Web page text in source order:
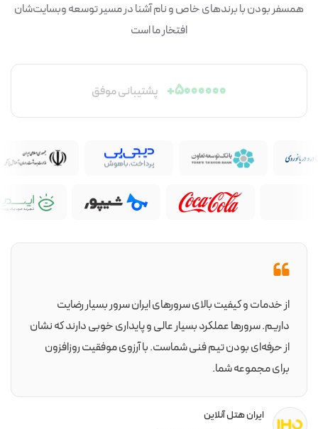
همسفر بودن با برندهای خاص و نام آشنا در مسیر توسعه وبسایت‌شان
افتخار ما است
۳۷۳۰۰۰+ مشتری از سراسر ایران
از خدمات و کیفیت بالای سرورهای ایران سرور بسیار رضایت
داریم. سرورها عملکرد بسیار عالی و پایداری خوبی دارند که نشان
از حرفه‌ای بودن تیم فنی شماست. با آرزوی موفقیت روزافزون
برای مجموعه شما.
ایران هتل آنلاین